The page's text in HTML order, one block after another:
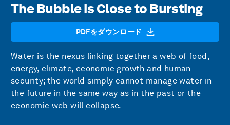
The Bubble is Close to Bursting
PDFをダウンロード
Water is the nexus linking together a web of food,
energy, climate, economic growth and human
security; the world simply cannot manage water in
the future in the same way as in the past or the
economic web will collapse.